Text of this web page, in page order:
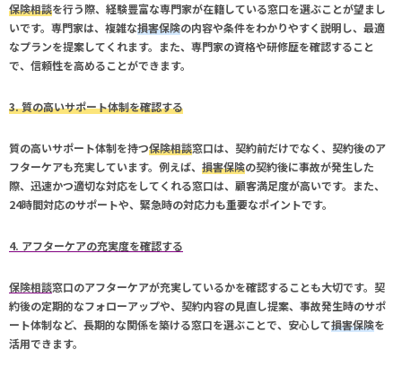
保険相談を行う際、経験豊富な専門家が在籍している窓口を選ぶことが望まし
いです。専門家は、複雑な損害保険の内容や条件をわかりやすく説明し、最適
なプランを提案してくれます。また、専門家の資格や研修歴を確認すること
で、信頼性を高めることができます。
3. 質の高いサポート体制を確認する
質の高いサポート体制を持つ保険相談窓口は、契約前だけでなく、契約後のア
フターケアも充実しています。例えば、 損害保険の契約後に事故が発生した
際、迅速かつ適切な対応をしてくれる窓口は、顧客満足度が高いです。また、
24時間対応のサポートや、緊急時の対応力も重要なポイントです。
4. アフターケアの充実度を確認する
保険相談窓口のアフターケアが充実しているかを確認することも大切です。契
約後の定期的なフォローアップや、契約内容の見直し提案、事故発生時のサポ
ート体制など、長期的な関係を築ける窓口を選ぶことで、安心して損害保険を
活用できます。